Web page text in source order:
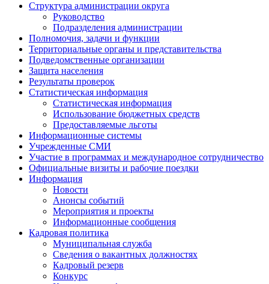
Структура администрации округа
Руководство
Подразделения администрации
Полномочия, задачи и функции
Территориальные органы и представительства
Подведомственные организации
Защита населения
Результаты проверок
Статистическая информация
Статистическая информация
Использование бюджетных средств
Предоставляемые льготы
Информационные системы
Учрежденные СМИ
Участие в программах и международное сотрудничество
Официальные визиты и рабочие поездки
Информация
Новости
Анонсы событий
Мероприятия и проекты
Информационные сообщения
Кадровая политика
Муниципальная служба
Сведения о вакантных должностях
Кадровый резерв
Конкурс